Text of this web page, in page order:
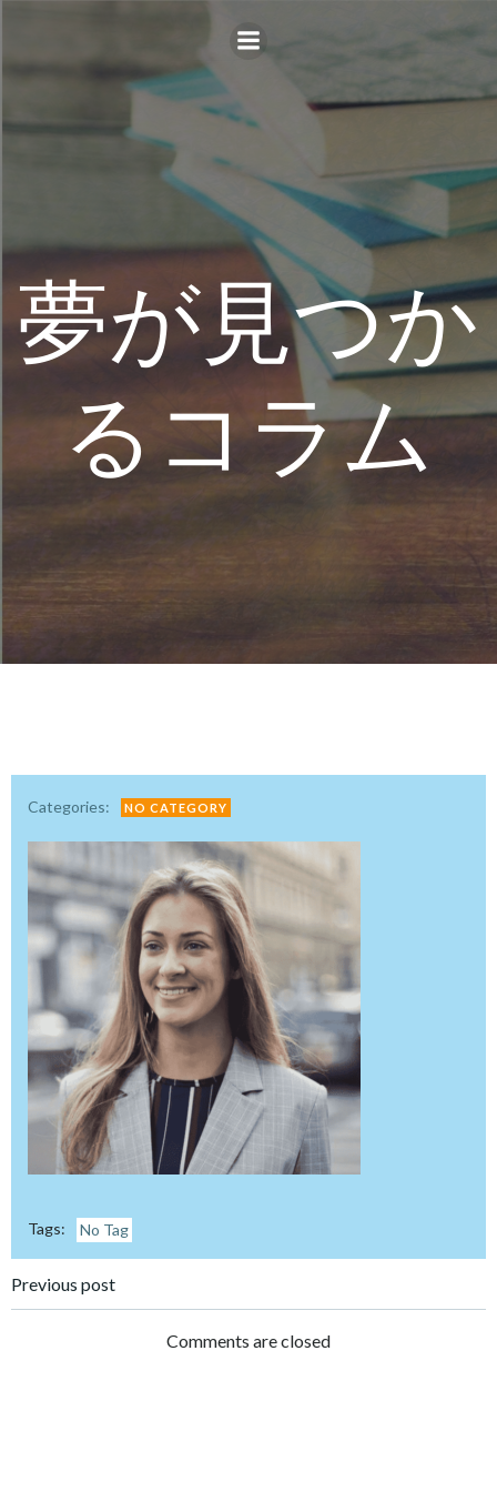
ン
ツ
ッ
プ
夢が見つか
るコラム
Categories: NO CATEGORY
Tags: No Tag
Post
navigation
Previous post
Comments are closed